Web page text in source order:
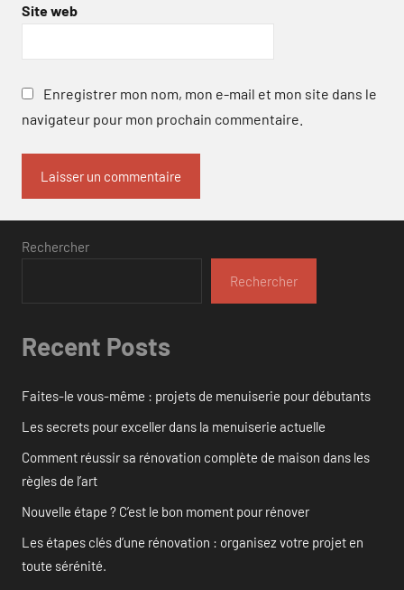
Site web
Enregistrer mon nom, mon e-mail et mon site dans le
navigateur pour mon prochain commentaire.
Rechercher
Rechercher
Recent Posts
Faites-le vous-même : projets de menuiserie pour débutants
Les secrets pour exceller dans la menuiserie actuelle
Comment réussir sa rénovation complète de maison dans les
règles de l’art
Nouvelle étape ? C’est le bon moment pour rénover
Les étapes clés d’une rénovation : organisez votre projet en
toute sérénité.